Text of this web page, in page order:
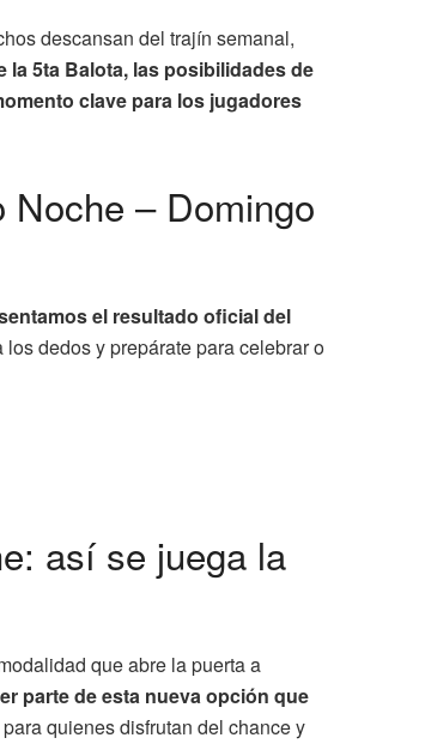
descansan del trajín semanal,
la 5ta Balota, las posibilidades de
clave para los jugadores
– Domingo
el resultado oficial del
dedos y prepárate para celebrar o
así se juega la
que abre la puerta a
parte de esta nueva opción que
quienes disfrutan del chance y